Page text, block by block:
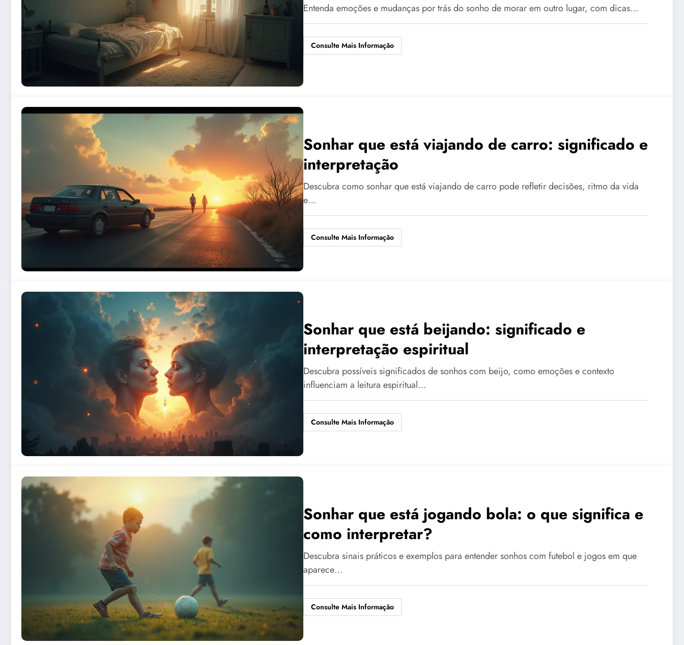
Entenda emoções e mudanças por trás do sonho de morar em outro lugar, com dicas…
Consulte Mais Informação
Sonhar que está viajando de carro: significado e
interpretação
Descubra como sonhar que está viajando de carro pode refletir decisões, ritmo da vida
e…
Consulte Mais Informação
Sonhar que está beijando: significado e
interpretação espiritual
Descubra possíveis significados de sonhos com beijo, como emoções e contexto
influenciam a leitura espiritual…
Consulte Mais Informação
Sonhar que está jogando bola: o que significa e
como interpretar?
Descubra sinais práticos e exemplos para entender sonhos com futebol e jogos em que
aparece…
Consulte Mais Informação